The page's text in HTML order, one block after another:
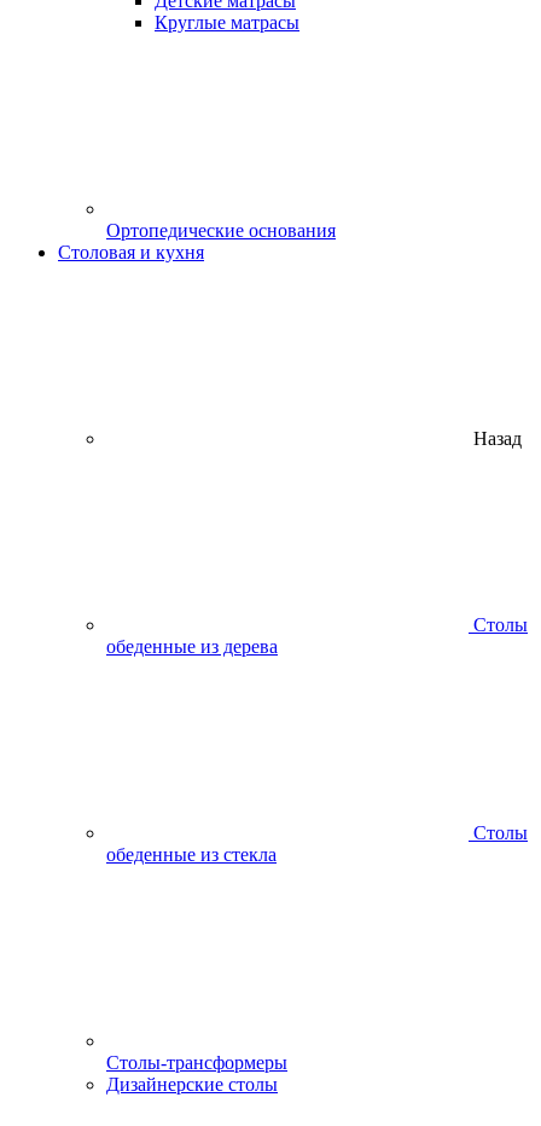
Круглые матрасы
Ортопедические основания
Столовая и кухня
Назад
Столы
обеденные из дерева
Столы
обеденные из стекла
Столы-трансформеры
Дизайнерские столы